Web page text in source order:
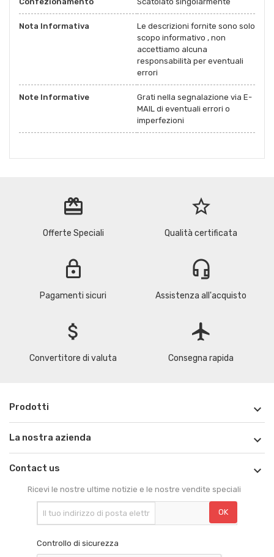
Nota Informativa
Le descrizioni fornite sono solo
scopo informativo , non
accettiamo alcuna
responsabilità per eventuali
errori
Note Informative
Grati nella segnalazione via E-
MAIL di eventuali errori o
imperfezioni
redeem
Offerte Speciali
star_border
Qualità certificata
lock
Pagamenti sicuri
headset_mic
Assistenza all'acquisto
attach_money
Convertitore di valuta
flight
Consegna rapida
Prodotti 
La nostra azienda 
Contact us 
Ricevi le nostre ultime notizie e le nostre vendite speciali
Controllo di sicurezza